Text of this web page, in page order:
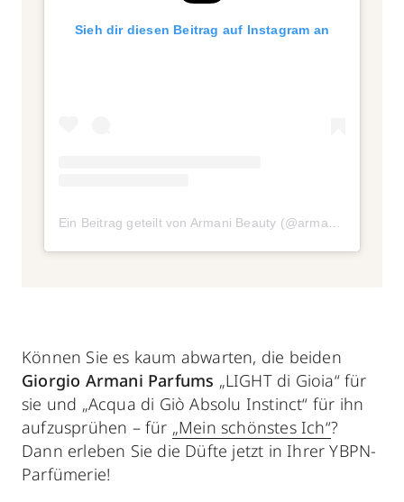
Sieh dir diesen Beitrag auf Instagram an
Ein Beitrag geteilt von Armani Beauty (@armanibeauty)
Können Sie es kaum abwarten, die beiden
Giorgio Armani Parfums „LIGHT di Gioia“ für
sie und „Acqua di Giò Absolu Instinct“ für ihn
aufzusprühen – für „Mein schönstes Ich“?
Dann erleben Sie die Düfte jetzt in Ihrer YBPN-
Parfümerie!